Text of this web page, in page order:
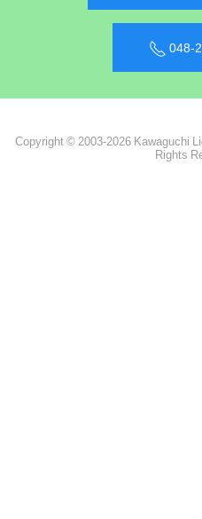
048-
Copyright © 2003-2026 Kawaguchi
Rights